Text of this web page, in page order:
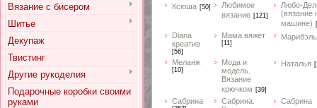
Вязание с бисером
Шитье
Декупаж
Твистинг
Другие рукоделия
Подарочные коробки своими
руками
Ксюша [50]
Любимое
вязание [121]
Любо-
(вязание
машине)
Diana
креатив
[56]
Мама вяжет
[11]
Марибэль
Меланж
[10]
Мода и
модель.
Вязание
крючком [39]
Наталья
Сабрина
Сабрина.
Сабрина